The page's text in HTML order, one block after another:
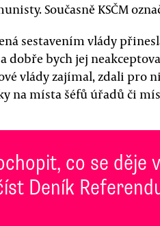
Současně KSČM
sestavením vlády
dobře bych jej
vlády zajímal, zdali pro
na místa šéfů úřadů či
co se děje
Deník